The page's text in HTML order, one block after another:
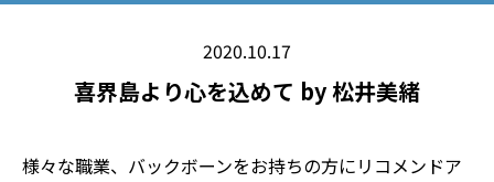
2020.10.17
喜界島より心を込めて by 松井美緒
様々な職業、バックボーンをお持ちの方にリコメンドア